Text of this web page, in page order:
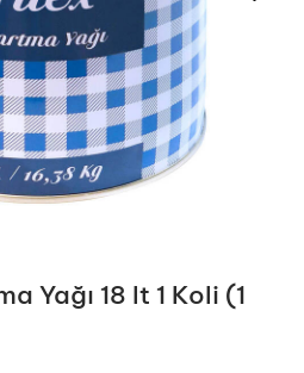
Yağı 18 lt 1 Koli (1